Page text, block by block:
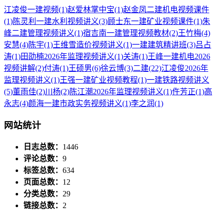
江凌俊一建视频(1)赵爱林掌中宝(1)赵金凤二建机电视频课件
(1)陈灵利一建水利视频讲义(3)顾士东一建矿业视频课件(1)朱
峰二建管理视频讲义(1)宿吉南一建管理视频教材(2)王竹梅(4)
安慧(4)陈宇(1)王维雪造价视频讲义(1)一建建筑精讲班(3)吕占
涛(1)田劭楠2026年监理视频讲义(1)关涛(1)王峰一建机电2026
视频讲解(2)付涛(1)王硕男(6)徐云博(3)二建(22)江凌俊2026年
监理视频讲义(1)王强一建矿业视频教程(1)一建铁路视频讲义
(5)董雨佳(2)川杨(2)陈江潮2026年监理视频讲义(1)仵芳正(1)高
永志(4)颜海一建市政实务视频讲义(1)李之润(1)
网站统计
日志总数： 1446
评论总数： 9
标签总数： 634
页面总数： 12
分类总数： 29
链接总数： 2